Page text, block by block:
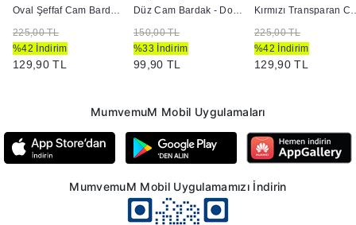
Oval Şeffaf Cam Bardak - Doluma Uygun
225,00 TL
%42 İndirim
129,90 TL
Düz Cam Bardak - Doluma Uygun
150,00 TL
%33 İndirim
99,90 TL
Kırmızı Transparan
225,00 TL
%42 İndirim
129,90 TL
MumvemuM Mobil Uygulamaları
MumvemuM Mobil Uygulamamızı İndirin